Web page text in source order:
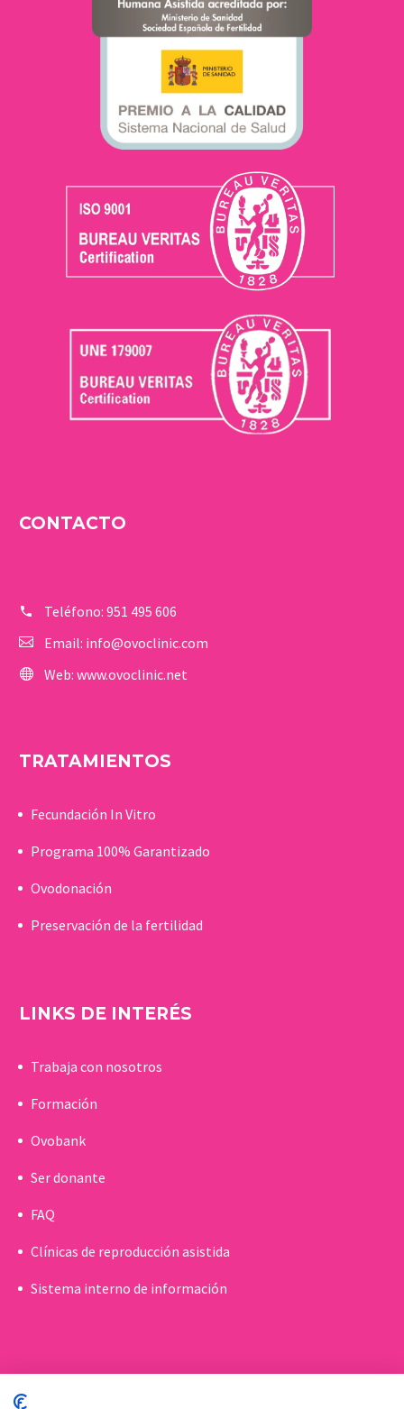
CONTACTO
Teléfono: 951 495 606
Email: info@ovoclinic.com
Web: www.ovoclinic.net
TRATAMIENTOS
Fecundación In Vitro
Programa 100% Garantizado
Ovodonación
Preservación de la fertilidad
LINKS DE INTERÉS
Trabaja con nosotros
Formación
Ovobank
Ser donante
FAQ
Clínicas de reproducción asistida
Sistema interno de información